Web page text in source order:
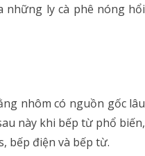
những ly cà phê nóng hổi
nhôm có nguồn gốc lâu
này khi bếp từ phổ biến,
bếp điện và bếp từ.